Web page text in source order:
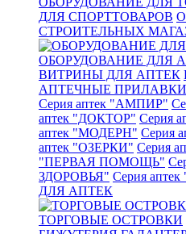
ДЛЯ СПОРТТОВАРОВ
СТРОИТЕЛЬНЫХ
ОБОРУДОВАНИЕ ДЛЯ
ВИТРИНЫ ДЛЯ АПТЕК
АПТЕЧНЫЕ ПРИЛАВКИ
Серия аптек "АМПИР"
аптек "ДОКТОР" Серия
аптек "МОДЕРН" Серия
аптек "ОЗЕРКИ" Серия
"ПЕРВАЯ ПОМОЩЬ"
ЗДОРОВЬЯ" Серия
ДЛЯ АПТЕК
ТОРГОВЫЕ ОСТРОВКИ